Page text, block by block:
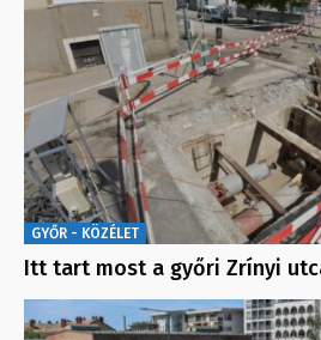
GYŐR - KÖZÉLET
Itt tart most a győri Zrínyi